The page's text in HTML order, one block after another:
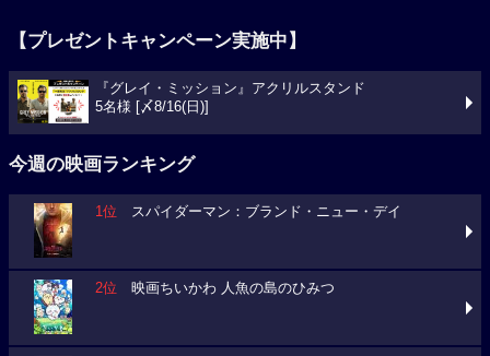
【プレゼントキャンペーン実施中】
『グレイ・ミッション』アクリルスタンド
5名様 [〆8/16(日)]
今週の映画ランキング
1位 スパイダーマン：ブランド・ニュー・デイ
2位 映画ちいかわ 人魚の島のひみつ